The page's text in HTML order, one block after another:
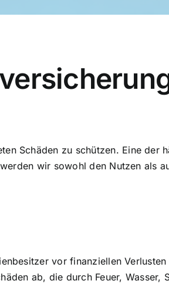
Schäden zu schützen. Eine der
wir sowohl den Nutzen als
vor finanziellen
ab, die durch Feuer, Wasser,